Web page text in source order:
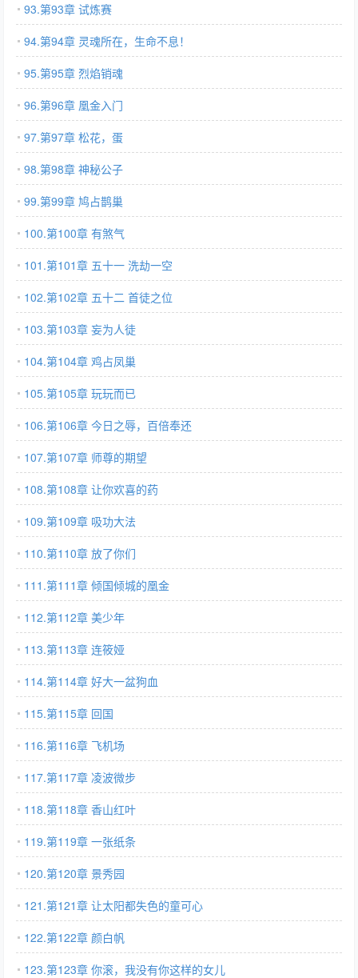
93.第93章 试炼赛
94.第94章 灵魂所在，生命不息！
95.第95章 烈焰销魂
96.第96章 凰金入门
97.第97章 松花，蛋
98.第98章 神秘公子
99.第99章 鸠占鹊巢
100.第100章 有煞气
101.第101章 五十一 洗劫一空
102.第102章 五十二 首徒之位
103.第103章 妄为人徒
104.第104章 鸡占凤巢
105.第105章 玩玩而已
106.第106章 今日之辱，百倍奉还
107.第107章 师尊的期望
108.第108章 让你欢喜的药
109.第109章 吸功大法
110.第110章 放了你们
111.第111章 倾国倾城的凰金
112.第112章 美少年
113.第113章 连筱娅
114.第114章 好大一盆狗血
115.第115章 回国
116.第116章 飞机场
117.第117章 凌波微步
118.第118章 香山红叶
119.第119章 一张纸条
120.第120章 景秀园
121.第121章 让太阳都失色的童可心
122.第122章 颜白帆
123.第123章 你滚，我没有你这样的女儿